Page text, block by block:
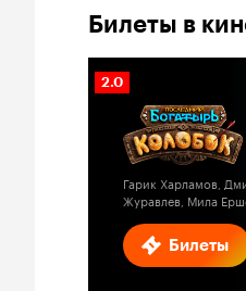
Билеты в
Билеты
Рейтинг
Кинопоиска
2.0
Гарик Харламов,
Журавлев, Мила